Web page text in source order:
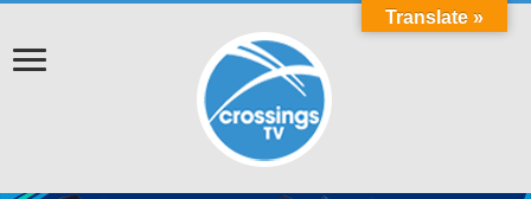
Translate »